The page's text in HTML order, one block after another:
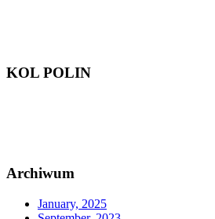
KOL POLIN
Archiwum
January, 2025